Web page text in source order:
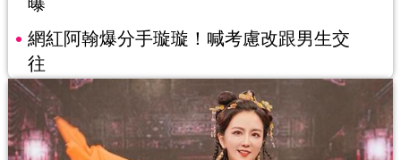
網紅阿翰爆分手璇璇！喊考慮改跟男生交
往